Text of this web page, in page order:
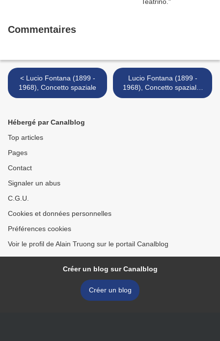
Commentaires
< Lucio Fontana (1899 -
1968), Concetto spaziale
Lucio Fontana (1899 -
1968), Concetto spaziale,
Teatrino. >
Hébergé par Canalblog
Top articles
Pages
Contact
Signaler un abus
C.G.U.
Cookies et données personnelles
Préférences cookies
Voir le profil de Alain Truong sur le portail Canalblog
Créer un blog sur Canalblog
Créer un blog